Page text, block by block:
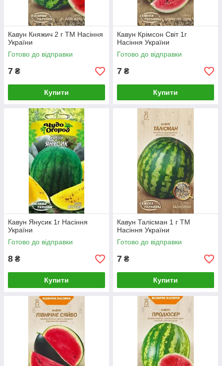
Кавун Княжич 2 г ТМ Насіння
України
Готово до відправки
7 ₴
Купити
Кавун Крімсон Світ 1г
Насіння України
Готово до відправки
7 ₴
Купити
Кавун Янусик 1г Насіння
України
Готово до відправки
8 ₴
Купити
Кавун Талісман 1 г ТМ
Насіння України
Готово до відправки
7 ₴
Купити